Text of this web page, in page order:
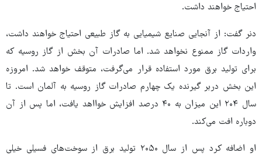
احتیاج خواهند داشت.
دنر گفت: از آنجایی صنایع شیمیایی به گاز طبیعی احتیاج خواهند داشت،
واردات گاز ممنوع نخواهد شد. اما صادرات آن بخش از گاز روسیه که
برای تولید برق مورد استفاده قرار می‌گرفت، متوقف خواهد شد. امروزه
این بخش دربر گیرنده یک چهارم صادرات گاز روسیه به آلمان است. تا
سال ۲۰۴ این میزان به ۴۰ درصد افزایش خوااهد یافت، اما پس از آن
دوباره افت می‌کند.
او اضافه کرد پس از سال ۲۰۵۰ تولید برق از سوخت‌های فسیلی خیلی